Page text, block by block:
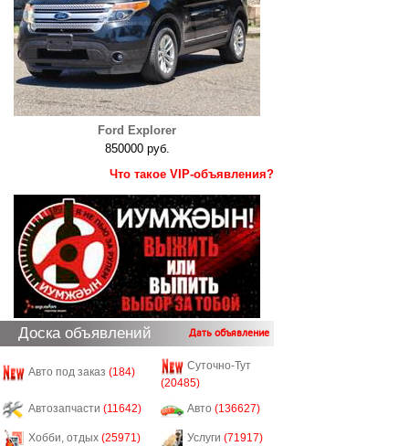
Ford Explorer
850000 руб.
Что такое VIP-объявления?
Доска объявлений Дать объявление
Авто под заказ (184)
Суточно-Тут
(20485)
Автозапчасти (11642) Авто (136627)
Хобби, отдых (25971) Услуги (71917)